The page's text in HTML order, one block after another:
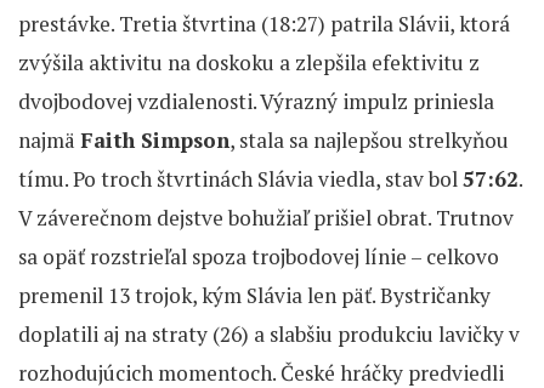
prestávke. Tretia štvrtina (18:27) patrila Slávii, ktorá
zvýšila aktivitu na doskoku a zlepšila efektivitu z
dvojbodovej vzdialenosti. Výrazný impulz priniesla
najmä Faith Simpson, stala sa najlepšou strelkyňou
tímu. Po troch štvrtinách Slávia viedla, stav bol57:62.
V záverečnom dejstve bohužiaľ prišiel obrat. Trutnov
sa opäť rozstrieľal spoza trojbodovej línie – celkovo
premenil 13 trojok, kým Slávia len päť. Bystričanky
doplatili aj na straty (26) a slabšiu produkciu lavičky v
rozhodujúcich momentoch. České hráčky predviedli